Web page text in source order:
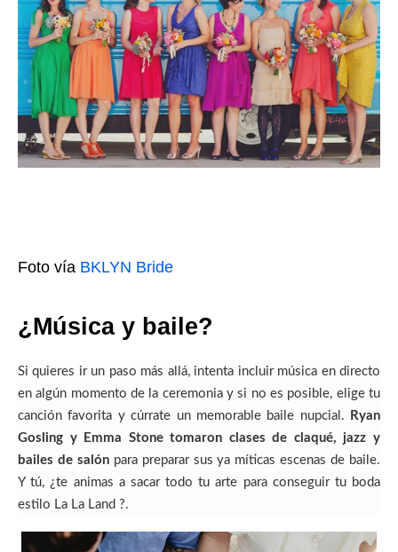
Foto vía BKLYN Bride
¿Música y baile?
Si quieres ir un paso más allá, intenta incluir música en directo
en algún momento de la ceremonia y si no es posible, elige tu
canción favorita y cúrrate un memorable baile nupcial.
Ryan
Gosling y Emma Stone tomaron clases de claqué, jazz y
bailes de salónpara preparar sus ya míticas escenas de baile.
Y tú, ¿te animas a sacar todo tu arte para conseguir tu boda
estilo La La Land ?.